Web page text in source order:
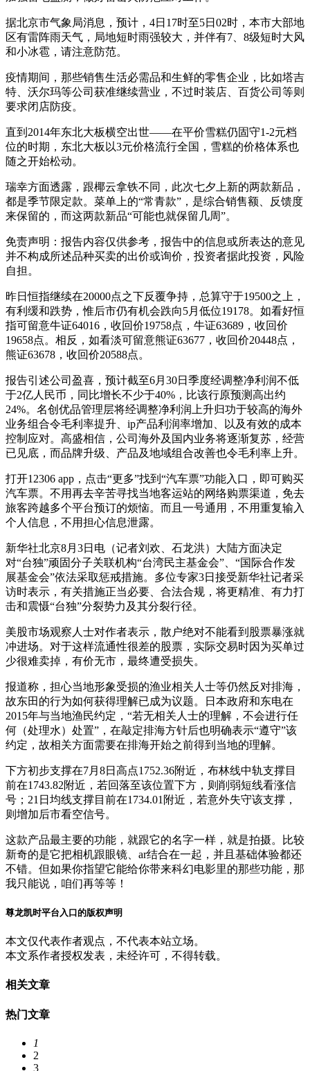
据北京市气象局消息，预计，4日17时至5日02时，本市大部地
区有雷阵雨天气，局地短时雨强较大，并伴有7、8级短时大风
和小冰雹，请注意防范。
疫情期间，那些销售生活必需品和生鲜的零售企业，比如塔吉
特、沃尔玛等公司获准继续营业，不过时装店、百货公司等则
要求闭店防疫。
直到2014年东北大板横空出世——在平价雪糕仍固守1-2元档
位的时期，东北大板以3元价格流行全国，雪糕的价格体系也
随之开始松动。
瑞幸方面透露，跟椰云拿铁不同，此次七夕上新的两款新品，
都是季节限定款。菜单上的“常青款”，是综合销售额、反馈度
来保留的，而这两款新品“可能也就保留几周”。
免责声明：报告内容仅供参考，报告中的信息或所表达的意见
并不构成所述品种买卖的出价或询价，投资者据此投资，风险
自担。
昨日恒指继续在20000点之下反覆争持，总算守于19500之上，
有利缓和跌势，惟后市仍有机会跌向5月低位19178。如看好恒
指可留意牛证64016，收回价19758点，牛证63689，收回价
19658点。相反，如看淡可留意熊证63677，收回价20448点，
熊证63678，收回价20588点。
报告引述公司盈喜，预计截至6月30日季度经调整净利润不低
于2亿人民币，同比增长不少于40%，比该行原预测高出约
24%。名创优品管理层将经调整净利润上升归功于较高的海外
业务组合令毛利率提升、ip产品利润率增加、以及有效的成本
控制应对。高盛相信，公司海外及国内业务将逐渐复苏，经营
已见底，而品牌升级、产品及地域组合改善也令毛利率上升。
打开12306 app，点击“更多”找到“汽车票”功能入口，即可购买
汽车票。不用再去辛苦寻找当地客运站的网络购票渠道，免去
旅客跨越多个平台预订的烦恼。而且一号通用，不用重复输入
个人信息，不用担心信息泄露。
新华社北京8月3日电（记者刘欢、石龙洪）大陆方面决定
对“台独”顽固分子关联机构“台湾民主基金会”、“国际合作发
展基金会”依法采取惩戒措施。多位专家3日接受新华社记者采
访时表示，有关措施正当必要、合法合规，将更精准、有力打
击和震慑“台独”分裂势力及其分裂行径。
美股市场观察人士对作者表示，散户绝对不能看到股票暴涨就
冲进场。对于这样流通性很差的股票，实际交易时因为买单过
少很难卖掉，有价无市，最终遭受损失。
报道称，担心当地形象受损的渔业相关人士等仍然反对排海，
故东田的行为如何获得理解已成为议题。日本政府和东电在
2015年与当地渔民约定，“若无相关人士的理解，不会进行任
何（处理水）处置”，在敲定排海方针后也明确表示“遵守”该
约定，故相关方面需要在排海开始之前得到当地的理解。
下方初步支撑在7月8日高点1752.36附近，布林线中轨支撑目
前在1743.82附近，若回落至该位置下方，则削弱短线看涨信
号；21日均线支撑目前在1734.01附近，若意外失守该支撑，
则增加后市看空信号。
这款产品最主要的功能，就跟它的名字一样，就是拍摄。比较
新奇的是它把相机跟眼镜、ar结合在一起，并且基础体验都还
不错。但如果你指望它能给你带来科幻电影里的那些功能，那
我只能说，咱们再等等！
尊龙凯时平台入口的版权声明
本文仅代表作者观点，不代表本站立场。
本文系作者授权发表，未经许可，不得转载。
相关文章
热门文章
1
2
3